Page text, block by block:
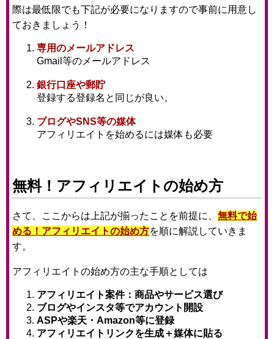
際は最低限でも下記が必要になりますので事前に用意し
ておきましょう！
専用のメールアドレス
Gmail等のメールアドレス
銀行口座や郵貯
登録する登録名と同じが良い。
ブログやSNS等の媒体
アフィリエイトを始めるには媒体も必要
無料！アフィリエイトの始め方
さて、ここからは上記が揃ったことを前提に、 無料で始
める！アフィリエイトの始め方を順に解説していきま
す。
アフィリエイトの始め方の主な手順としては
アフィリエイト案件：商品やサービス選び
ブログやインスタ等でアカウント開設
ASPや楽天・Amazon等に登録
アフィリエイトリンクを生成＋媒体に貼る